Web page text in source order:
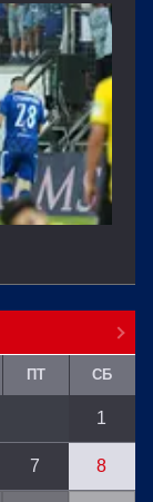
ПТ СБ
1
7 8